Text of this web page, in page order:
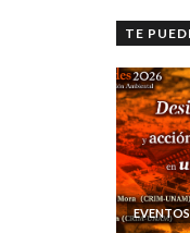
TE
EVENTOS